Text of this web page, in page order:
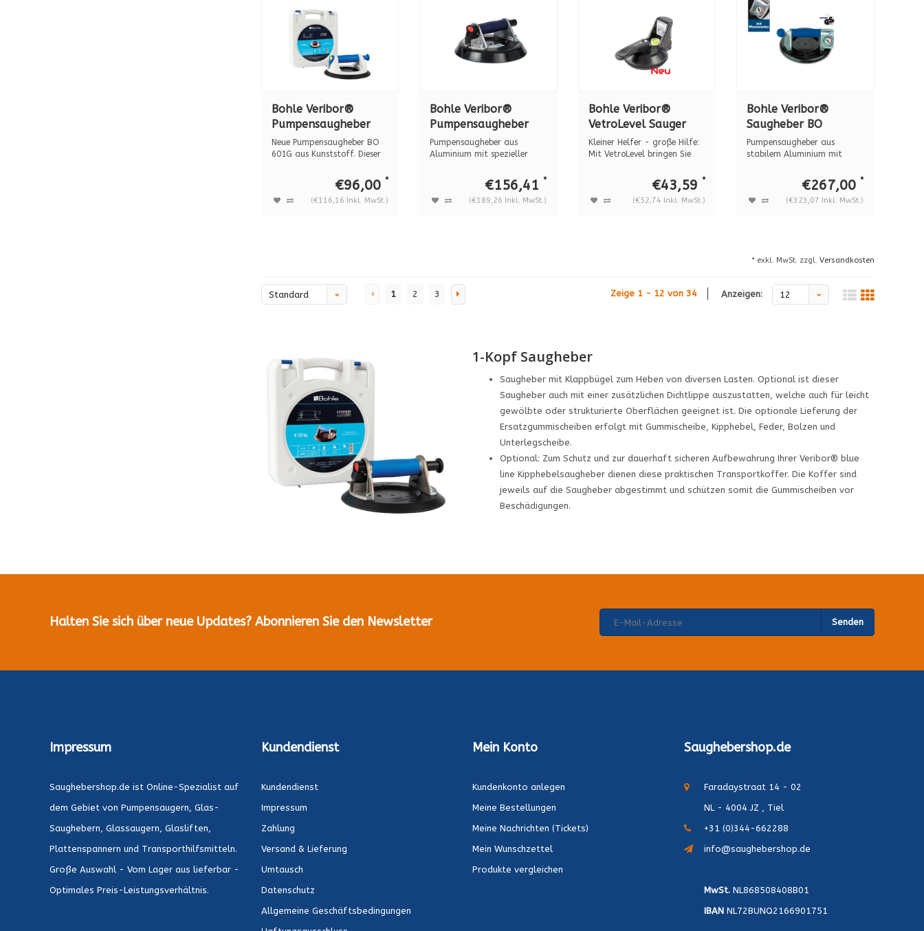
Bohle Veribor®
Pumpensaugheber
BO 601G
KUNSTSTOFF, 120 kg.
Neue Pumpensaugheber BO
601G aus Kunststoff. Dieser
€96,00 *
(€116,16 Inkl. MwSt.)
Bohle Veribor®
Pumpensaugheber
BO 601.2
ALUMINIUM, 80 kg.
Pumpensaugheber aus
Aluminium mit spezieller
€156,41 *
(€189,26 Inkl. MwSt.)
Bohle Veribor®
VetroLevel Sauger
mit integrierter
Wasserwaage BO
Kleiner Helfer - große Hilfe:
Mit VetroLevel bringen Sie
€43,59 *
(€52,74 Inkl. MwSt.)
Bohle Veribor®
Saugheber BO
601.1BL ALU+MANO,
120 kg
Pumpensaugheber aus
stabilem Aluminium mit
€267,00 *
(€323,07 Inkl. MwSt.)
* exkl. MwSt. zzgl. Versandkosten
Standard 1 2 3 Zeige 1 - 12 von 34 Anzeigen: 12
1-Kopf Saugheber
Saugheber mit Klappbügel zum Heben von diversen Lasten. Optional ist dieser
Saugheber auch mit einer zusätzlichen Dichtlippe auszustatten, welche auch für leicht
gewölbte oder strukturierte Oberflächen geeignet ist. Die optionale Lieferung der
Ersatzgummischeiben erfolgt mit Gummischeibe, Kipphebel, Feder, Bolzen und
Unterlegscheibe.
Optional: Zum Schutz und zur dauerhaft sicheren Aufbewahrung Ihrer Veribor® blue
line Kipphebelsaugheber dienen diese praktischen Transportkoffer. Die Koffer sind
jeweils auf die Saugheber abgestimmt und schützen somit die Gummischeiben vor
Beschädigungen.
Halten Sie sich über neue Updates? Abonnieren Sie den Newsletter Senden
Impressum
Saughebershop.de ist Online-Spezialist auf
dem Gebiet von Pumpensaugern, Glas-
Saughebern, Glassaugern, Glasliften,
Plattenspannern und Transporthilfsmitteln.
Große Auswahl - Vom Lager aus lieferbar -
Optimales Preis-Leistungsverhältnis.
Kundendienst
Kundendienst
Impressum
Zahlung
Versand & Lieferung
Umtausch
Datenschutz
Allgemeine Geschäftsbedingungen
Mein Konto
Kundenkonto anlegen
Meine Bestellungen
Meine Nachrichten (Tickets)
Mein Wunschzettel
Produkte vergleichen
Saughebershop.de
Faradaystraat 14 - 02
NL - 4004 JZ , Tiel
+31 (0)344-662288
info@saughebershop.de
MwSt.NL868508408B01
IBANNL72BUNQ2166901751